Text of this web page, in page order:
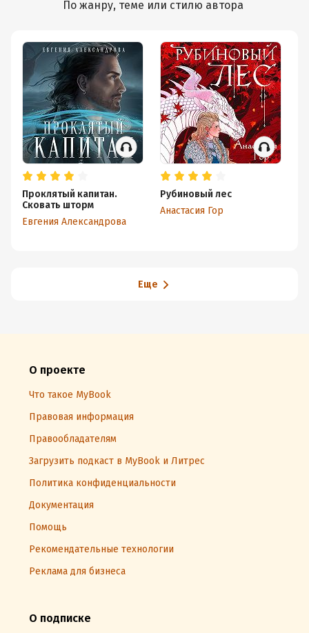
По жанру, теме или стилю автора
Проклятый капитан.
Сковать шторм
Евгения Александрова
Рубиновый лес
Анастасия Гор
Еще
О проекте
Что такое MyBook
Правовая информация
Правообладателям
Загрузить подкаст в MyBook и Литрес
Политика конфиденциальности
Документация
Помощь
Рекомендательные технологии
Реклама для бизнеса
О подписке